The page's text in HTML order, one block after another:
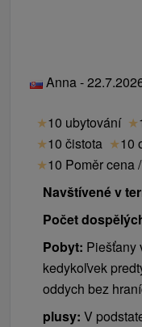
Anna -
★10 ubytování ★
★10 čistota ★10
★10 Poměr cena
Navštívené v
Počet
Pobyt: Piešťany
kedykoľvek
oddych bez
plusy: V